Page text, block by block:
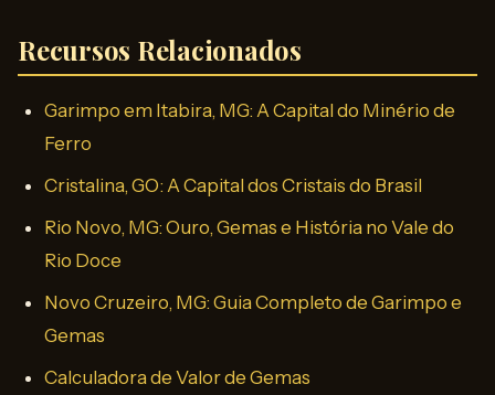
Recursos Relacionados
Garimpo em Itabira, MG: A Capital do Minério de
Ferro
Cristalina, GO: A Capital dos Cristais do Brasil
Rio Novo, MG: Ouro, Gemas e História no Vale do
Rio Doce
Novo Cruzeiro, MG: Guia Completo de Garimpo e
Gemas
Calculadora de Valor de Gemas